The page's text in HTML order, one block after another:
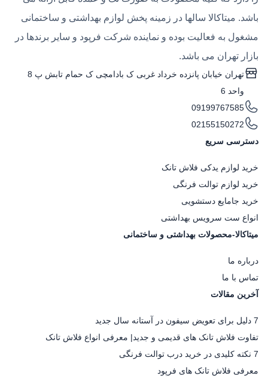
باشد. میتاکالا سالها در زمینه پخش لوازم بهداشتی و ساختمانی
مشغول به فعالیت بوده و نماینده شرکت فرپود و سایر برندها در
بازار تهران می باشد.
تهران خیابان پانزده خرداد غربی ک بادامچی ک حمام تابش پ 8
واحد 6
09199767585
02155150272
دسترسی سریع
خرید لوازم یدکی فلاش تانک
خرید لوازم توالت فرنگی
خرید جامایع دستشویی
انواع ست سرویس بهداشتی
میتاکالا-محصولات بهداشتی و ساختمانی
درباره ما
تماس با ما
آخرین مقالات
7 دلیل برای تعویض سیفون در آستانه سال جدید
تفاوت فلاش تانک های قدیمی و جدید| معرفی انواع فلاش تانک
7 نکته کلیدی در خرید درب توالت فرنگی
معرفی فلاش تانک های فرپود